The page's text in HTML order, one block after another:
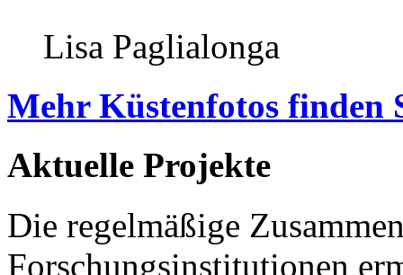
Lisa Paglialonga
Mehr Küstenfotos finden
Aktuelle Projekte
Die regelmäßige
Forschungsinstitutionen